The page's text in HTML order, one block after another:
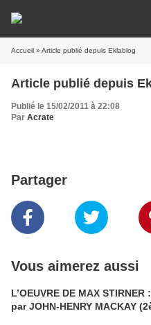
Accueil » Article publié depuis Eklablog
Article
Publié le 15/02/2011 à 22:08
Par Acrate
Partager
Vous aimerez aussi
L’OEUVRE DE MAX STIRNER
par JOHN-HENRY MACKAY